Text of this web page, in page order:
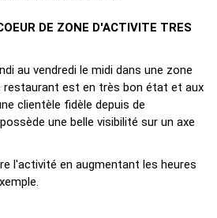
DE ZONE D'ACTIVITE TRES
au vendredi le midi dans une zone
restaurant est en très bon état et aux
clientèle fidèle depuis de
une belle visibilité sur un axe
l'activité en augmentant les heures